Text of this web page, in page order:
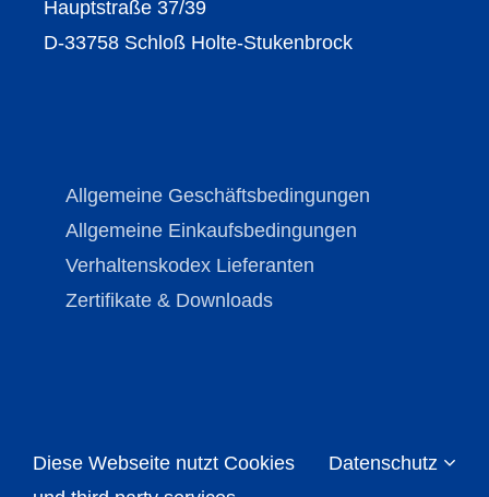
Hauptstraße 37/39
D-33758 Schloß Holte-Stukenbrock
Allgemeine Geschäftsbedingungen
Allgemeine Einkaufsbedingungen
Verhaltenskodex Lieferanten
Zertifikate & Downloads
Copyright © Brechmann-Guss 2026 | All Rights
Diese Webseite nutzt Cookies
Datenschutz